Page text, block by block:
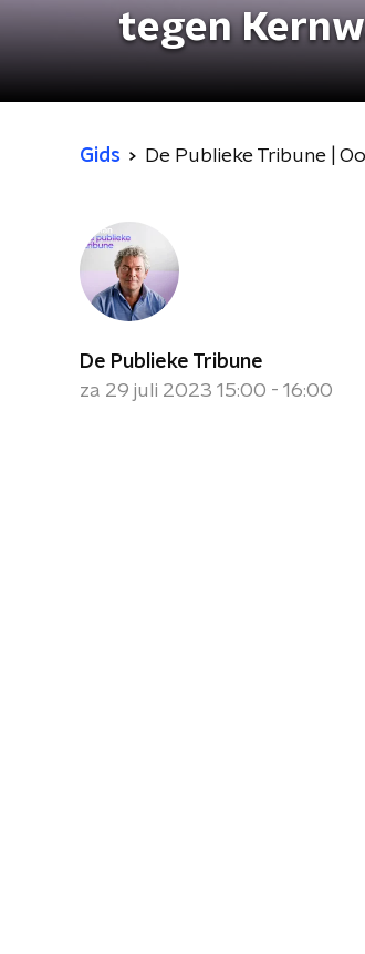
tegen
Gids De Publieke Tribune |
De Publieke Tribune
za 29 juli 2023 15:00 - 16:00